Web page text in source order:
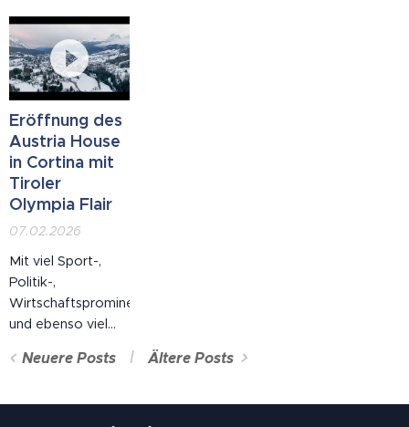
Lindsey Vonn
erstmals über die
Torturen der
letzten Tage.
Eröffnung des
Austria House
in Cortina mit
Tiroler
Olympia Flair
07.02.2026
Mit viel Sport-,
Politik-,
Wirtschaftsprominenz
und ebenso viel
wurde das Austria
Österreichischen
Neuere Posts Ältere Posts